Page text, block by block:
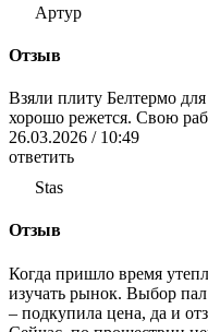
Артур
Отзыв
Взяли плиту Белтермо
хорошо режется. Свою
26.03.2026 / 10:49
ответить
Stas
Отзыв
Когда пришло время
изучать рынок. Выбор
– подкупила цена, да и